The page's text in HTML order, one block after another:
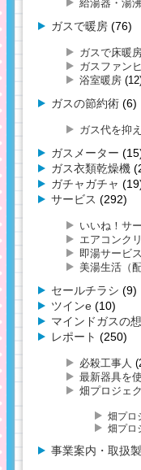
給湯器・湯
ガスで暖房 (76)
ガスで床暖
ガスファン
浴室暖房
ガスの節約術 (6)
ガス代を抑
ガスメーター
ガス衣類乾燥機
ガチャガチャ
サービス (292)
いいね！サ
エアコンク
即湯サービス
美湯生活（
セールチラシ (9)
ツインe (10)
マインドガスの
レポート (250)
必殺工事人
最新器具を
畑プロジェ
畑プロ
畑プロ
事業案内・取扱